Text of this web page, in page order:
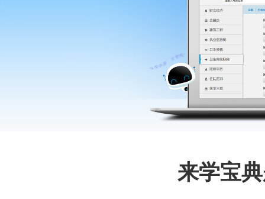
来学宝